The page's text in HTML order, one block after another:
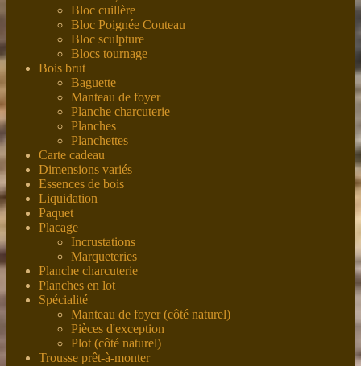
Bloc cuillère
Bloc Poignée Couteau
Bloc sculpture
Blocs tournage
Bois brut
Baguette
Manteau de foyer
Planche charcuterie
Planches
Planchettes
Carte cadeau
Dimensions variés
Essences de bois
Liquidation
Paquet
Placage
Incrustations
Marqueteries
Planche charcuterie
Planches en lot
Spécialité
Manteau de foyer (côté naturel)
Pièces d'exception
Plot (côté naturel)
Trousse prêt-à-monter